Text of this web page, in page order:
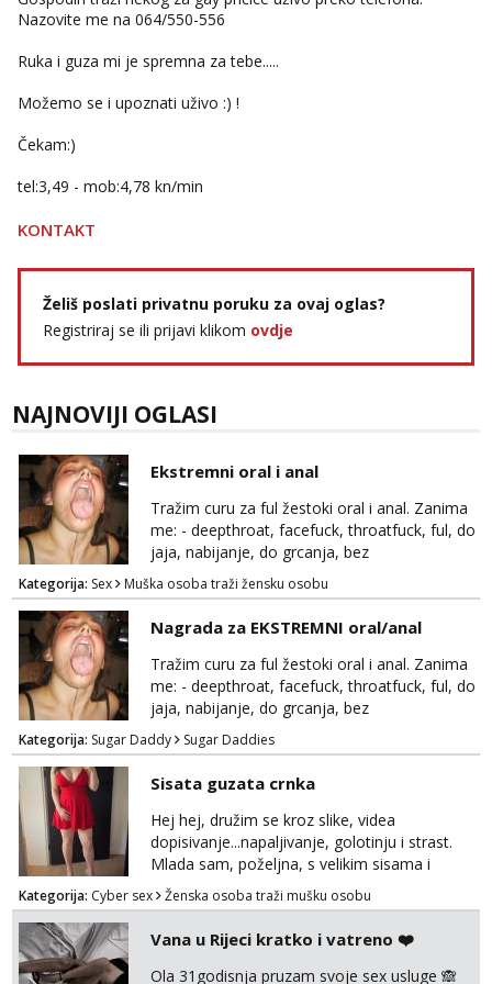
Anđela
Tel:064/677-677- Kod: #142
Nazovite me na 064/550-556
Ruka i guza mi je spremna za tebe.....
Možemo se i upoznati uživo :) !
Čekam:)
tel:3,49 - mob:4,78 kn/min
KONTAKT
Želiš poslati privatnu poruku za ovaj oglas?
Registriraj se ili prijavi klikom ovdje
NAJNOVIJI OGLASI
Ekstremni oral i anal
Tražim curu za ful žestoki oral i anal. Zanima
me: - deepthroat, facefuck, throatfuck, ful, do
jaja, nabijanje, do grcanja, bez
ograničavanja... - fisting (ili big insertions),
gaping, DAP/TAP, prolapse, sirenje... Ako
možeš nešto od toga i spremna si, javi se.
Kategorija: Sex Muška osoba traži žensku osobu
Nagrada za EKSTREMNI oral/anal
Tražim curu za ful žestoki oral i anal. Zanima
me: - deepthroat, facefuck, throatfuck, ful, do
jaja, nabijanje, do grcanja, bez
ograničavanja... - fisting (ili big insertions),
gaping, DAP/TAP, prolapse, sirenje... Ako
možeš nešto od toga i spremna si, javi se.
Nagrada po želji (od 500€ naviše, ovisi o
tome sto možeš)
Kategorija: Sugar Daddy Sugar Daddies
Sisata guzata crnka
Hej hej, družim se kroz slike, videa
dopisivanje...napaljivanje, golotinju i strast.
Mlada sam, poželjna, s velikim sisama i
guzom. 😉 Kontakt: Telegram: nebojezuto
Google chat/Gmail smmaprivatni@gmail.com
Kategorija: Cyber sex Ženska osoba traži mušku osobu
Vana u Rijeci kratko i vatreno ❤️
Ola 31godisnja pruzam svoje sex usluge 🙈